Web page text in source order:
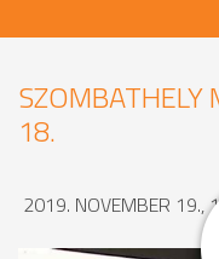
18.
2019. NOVEMBER 19.,